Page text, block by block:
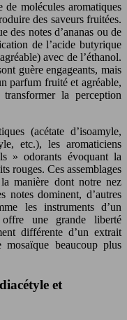
de molécules aromatiques
des saveurs fruitées.
des notes d’ananas ou de
de l’acide butyrique
avec de l’éthanol.
guère engageants, mais
parfum fruité et agréable,
la perception
(acétate d’isoamyle,
etc.), les aromaticiens
» odorants évoquant la
rouges. Ces assemblages
manière dont notre nez
notes dominent, d’autres
les instruments d’un
offre une grande liberté
différente d’un extrait
beaucoup plus
et